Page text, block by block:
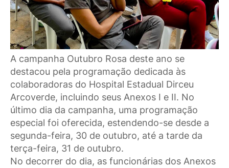
A campanha Outubro Rosa deste ano se
destacou pela programação dedicada às
colaboradoras do Hospital Estadual Dirceu
Arcoverde, incluindo seus Anexos I e II. No
último dia da campanha, uma programação
especial foi oferecida, estendendo-se desde a
segunda-feira, 30 de outubro, até a tarde da
terça-feira, 31 de outubro.
No decorrer do dia, as funcionárias dos Anexos